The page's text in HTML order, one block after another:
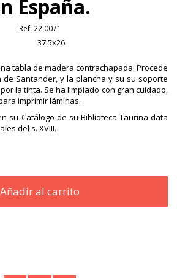
España.
Ref: 22.0071
37.5x26.
tabla de madera contrachapada. Procede
de Santander, y la plancha y su su soporte
la tinta. Se ha limpiado con gran cuidado,
imprimir láminas.
su Catálogo de su Biblioteca Taurina data
del s. XVIII.
Añadir al carrito